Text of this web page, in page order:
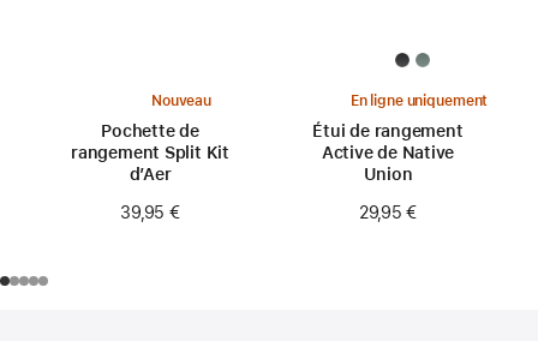
Nouveau
Pochette de
rangement Split Kit
d’Aer
39,95 €
En ligne uniquement
Étui de rangement
Active de Native
Union
29,95 €